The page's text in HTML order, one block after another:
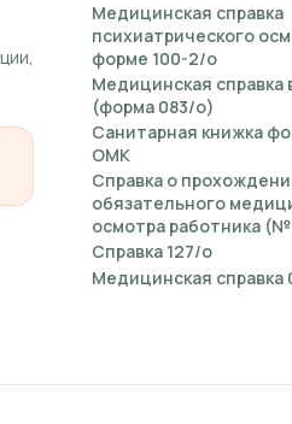
Медицинская справка
психиатрического
форме 100-2/о
Медицинская справка
(форма 083/о)
Санитарная книжка
ОМК
Справка о
обязательного
осмотра работника
Справка 127/о
Медицинская справка